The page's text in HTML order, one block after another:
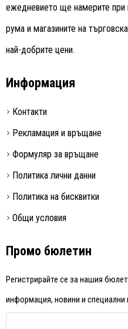
ежедневието ще намерите при
рума и магазините на
най-добрите цени.
Информация
Контакти
Рекламация и връщане
Формуляр за връщане
Политика лични данни
Политика на бисквитки
Общи условия
Промо бюлетин
Регистрирайте се за нашия
информация, новини и